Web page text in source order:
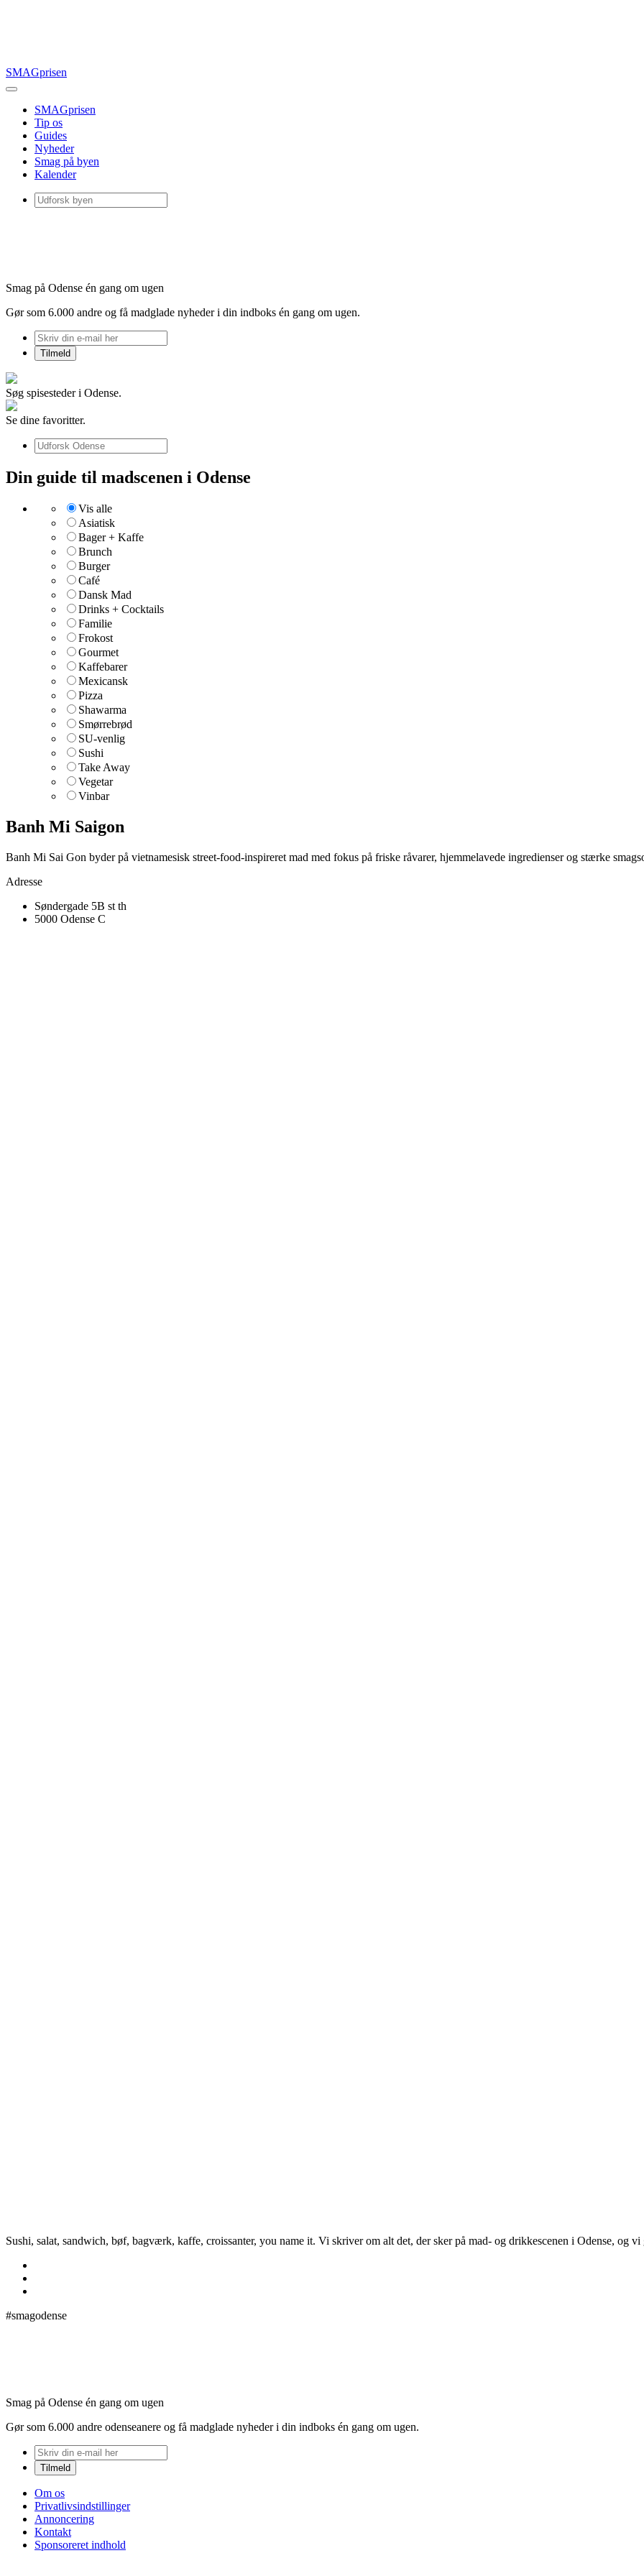
SMAGprisen
SMAGprisen
Tip os
Guides
Nyheder
Smag på byen
Kalender
Smag på Odense én gang om ugen
Gør som 6.000 andre og få madglade nyheder i din indboks én gang om ugen.
Søg spisesteder i Odense.
Se dine favoritter.
Din guide til madscenen i Odense
Vis alle
Asiatisk
Bager + Kaffe
Brunch
Burger
Café
Dansk Mad
Drinks + Cocktails
Familie
Frokost
Gourmet
Kaffebarer
Mexicansk
Pizza
Shawarma
Smørrebrød
SU-venlig
Sushi
Take Away
Vegetar
Vinbar
Banh Mi Saigon
Banh Mi Sai Gon byder på vietnamesisk street-food-inspireret mad med fokus på friske råvarer, hjemmelavede ingredienser og stærke
Adresse
Søndergade 5B st th
5000 Odense C
Sushi, salat, sandwich, bøf, bagværk, kaffe, croissanter, you name it. Vi skriver om alt det, der sker på mad- og drikkescenen i Odense, og
#smagodense
Smag på Odense én gang om ugen
Gør som 6.000 andre odenseanere og få madglade nyheder i din indboks én gang om ugen.
Om os
Privatlivsindstillinger
Annoncering
Kontakt
Sponsoreret indhold